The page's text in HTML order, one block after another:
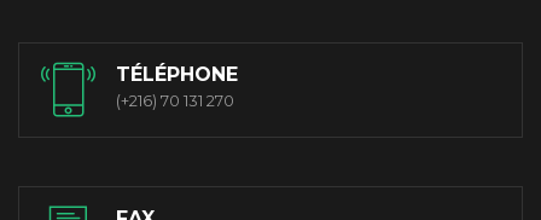
TÉLÉPHONE
(+216) 70 131 270